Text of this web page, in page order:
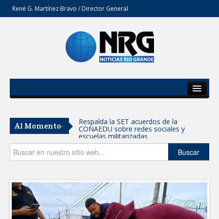
René G. Martínez Bravo / Director General
Del Estado
Secciones
Opinión
Al Momento- Respalda la SET acuerdos de la
CONAEDU sobre redes sociales y
escuelas militarizadas
AVANZAN TRABAJOS DE
MANTIENE EL RITMO DE LAS OBRAS
PRIORITARIAS
Atendió Protección Civil de Reynosa
reportes ante lluvias
Buscar